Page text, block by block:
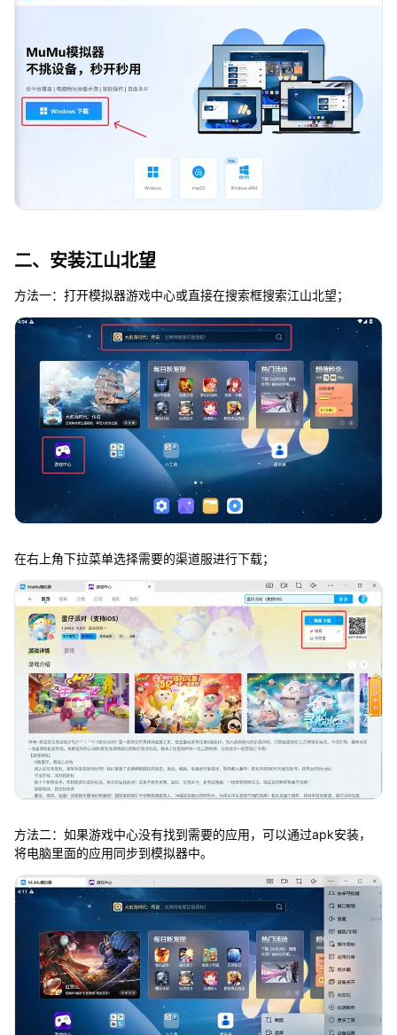
二、安装江山北望
方法一：打开模拟器游戏中心或直接在搜索框搜索江山北望；
在右上角下拉菜单选择需要的渠道服进行下载；
方法二：如果游戏中心没有找到需要的应用，可以通过apk安装，
将电脑里面的应用同步到模拟器中。